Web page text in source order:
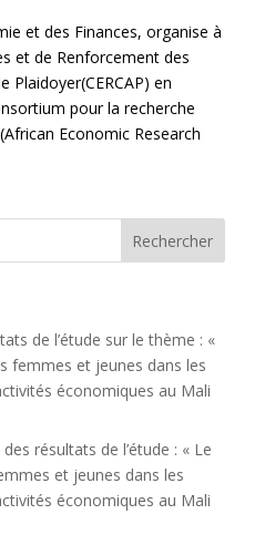
et des Finances, organise à
et de Renforcement des
Plaidoyer(CERCAP) en
pour la recherche
Economic Research
de l’étude sur le thème : «
femmes et jeunes dans les
économiques au Mali
résultats de l’étude : « Le
et jeunes dans les
économiques au Mali